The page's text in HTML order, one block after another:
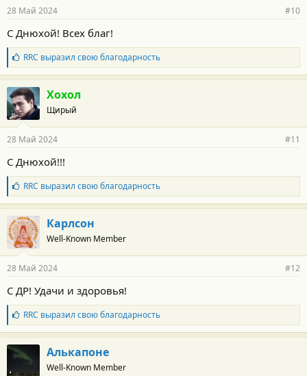
н
с
т
и
:
28 Май 2024 #10
С Днюхой! Всех благ!
Б
л
а
г
о
д
а
н
с
т
и
:
RRC выразил свою благодарность
Хохол
Щирый
28 Май 2024 #11
С Днюхой!!!
Б
л
а
г
о
д
а
н
с
т
и
:
RRC выразил свою благодарность
Карлсон
Well-Known Member
28 Май 2024 #12
С ДР! Удачи и здоровья!
Б
л
а
г
о
RRC выразил свою благодарность
Алькапоне
Well-Known Member